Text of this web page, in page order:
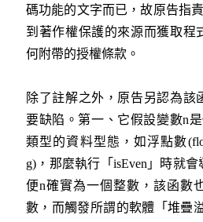
碼功能的文字而已，故原告指
到著作權保護的來源而獲取程
何附帶的授權條款。
除了註解之外，原告另認為該
要缺陷。第一、它假設變數n
類型的資料型態，如浮點數
g)，那麼執行「isEven」時就
便n確實為一個整數，該函數
數，而觸發所謂的軟體「堆疊